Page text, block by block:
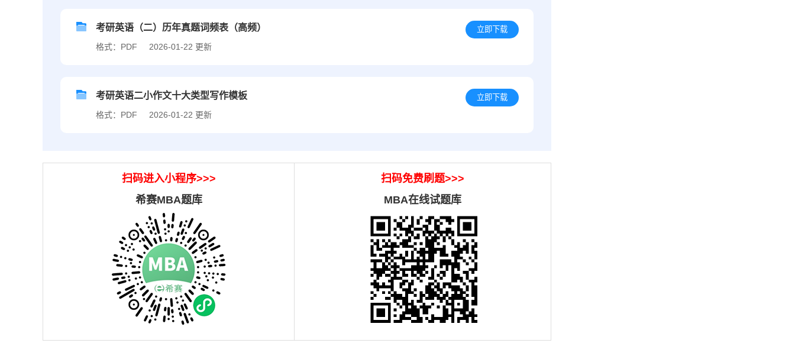
考研英语（二）历年真题词频表（高频）
格式：PDF 2026-01-22 更新
立即下载
考研英语二小作文十大类型写作模板
格式：PDF 2026-01-22 更新
立即下载
扫码进入小程序>>>
希赛MBA题库
扫码免费刷题>>>
MBA在线试题库